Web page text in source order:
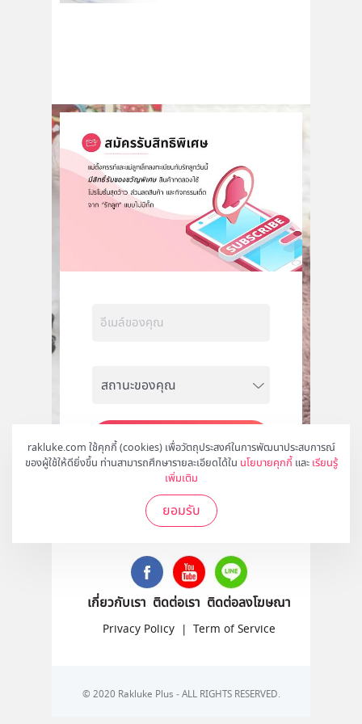
rakluke.com ใช้คุกกี้ (cookies) เพื่อวัตถุประสงค์ในการพัฒนาประสบการณ์
ของผู้ใช้ให้ดียิ่งขึ้น ท่านสามารถศึกษารายละเอียดได้ใน นโยบายคุกกี้ และ เรียนรู้
เพิ่มเติม
ยอมรับ
สมัคร
ติดตามเราได้ที่
เกี่ยวกับเรา ติดต่อเรา ติดต่อลงโฆษณา
Privacy Policy | Term of Service
© 2020 Rakluke Plus - ALL RIGHTS RESERVED.